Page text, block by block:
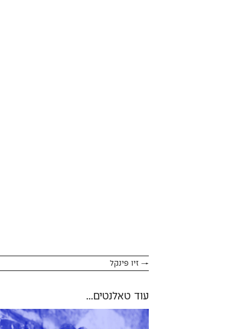
→ זיו פינקל
עוד טאלנטים...